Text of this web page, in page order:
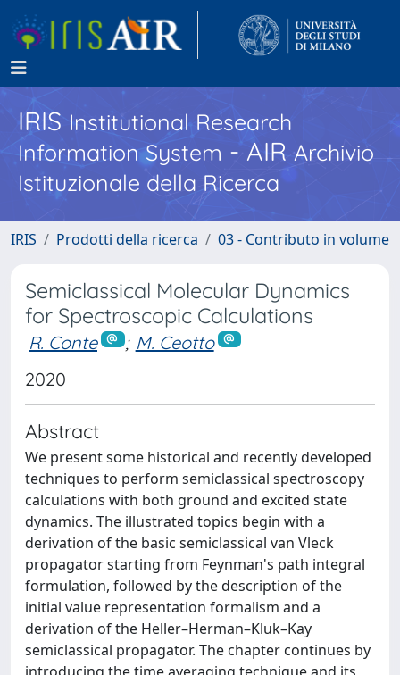
IRISInstitutional Research
Information System - AIR Archivio
Istituzionale della Ricerca
IRIS Prodotti della ricerca 03 - Contributo in volume
Semiclassical Molecular Dynamics
for Spectroscopic Calculations
R. Conte ; M. Ceotto
2020
Abstract
We present some historical and recently developed
techniques to perform semiclassical spectroscopy
calculations with both ground and excited state
dynamics. The illustrated topics begin with a
derivation of the basic semiclassical van Vleck
propagator starting from Feynman's path integral
formulation, followed by the description of the
initial value representation formalism and a
derivation of the Heller–Herman–Kluk–Kay
semiclassical propagator. The chapter continues by